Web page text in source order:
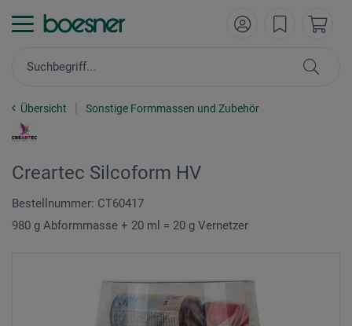
Übersicht Sonstige Formmassen und Zubehör
Creartec Silcoform HV
Bestellnummer: CT60417
980 g Abformmasse + 20 ml = 20 g Vernetzer